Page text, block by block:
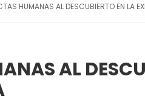
HUMANAS AL DESCUBIERTO EN LA
AL